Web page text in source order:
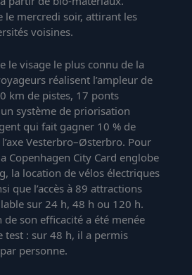
le mercredi soir, attirant les
voisines.
le visage le plus connu de la
réalisent l’ampleur de
km de pistes, 17 ponts
système de priorisation
qui fait gagner 10 % de
Vesterbro–Østerbro. Pour
Copenhagen City Card englobe
la location de vélos électriques
que l’accès à 89 attractions
sur 24 h, 48 h ou 120 h.
son efficacité a été menée
test : sur 48 h, il a permis
personne.